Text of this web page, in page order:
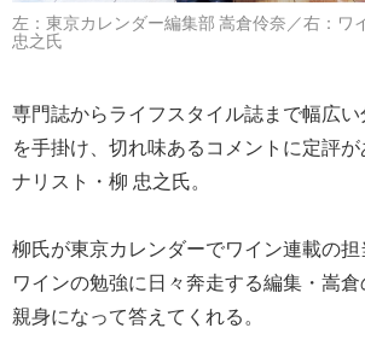
左：東京カレンダー編集部 嵩倉伶奈／右：ワ
忠之氏
専門誌からライフスタイル誌まで幅広
を手掛け、切れ味あるコメントに定評
ナリスト・柳 忠之氏。
柳氏が東京カレンダーでワイン連載の担
ワインの勉強に日々奔走する編集・嵩
親身になって答えてくれる。